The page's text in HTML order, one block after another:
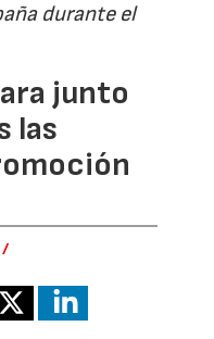
durante el
junto
las
/